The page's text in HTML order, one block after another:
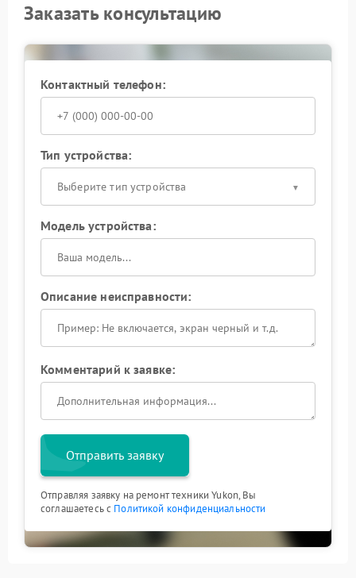
Заказать консультацию
Контактный телефон:
Тип устройства:
Выберите тип устройства
Модель устройства:
Описание неисправности:
Комментарий к заявке:
Отправить заявку
Отправляя заявку на ремонт техники Yukon, Вы
соглашаетесь с Политикой конфиденциальности